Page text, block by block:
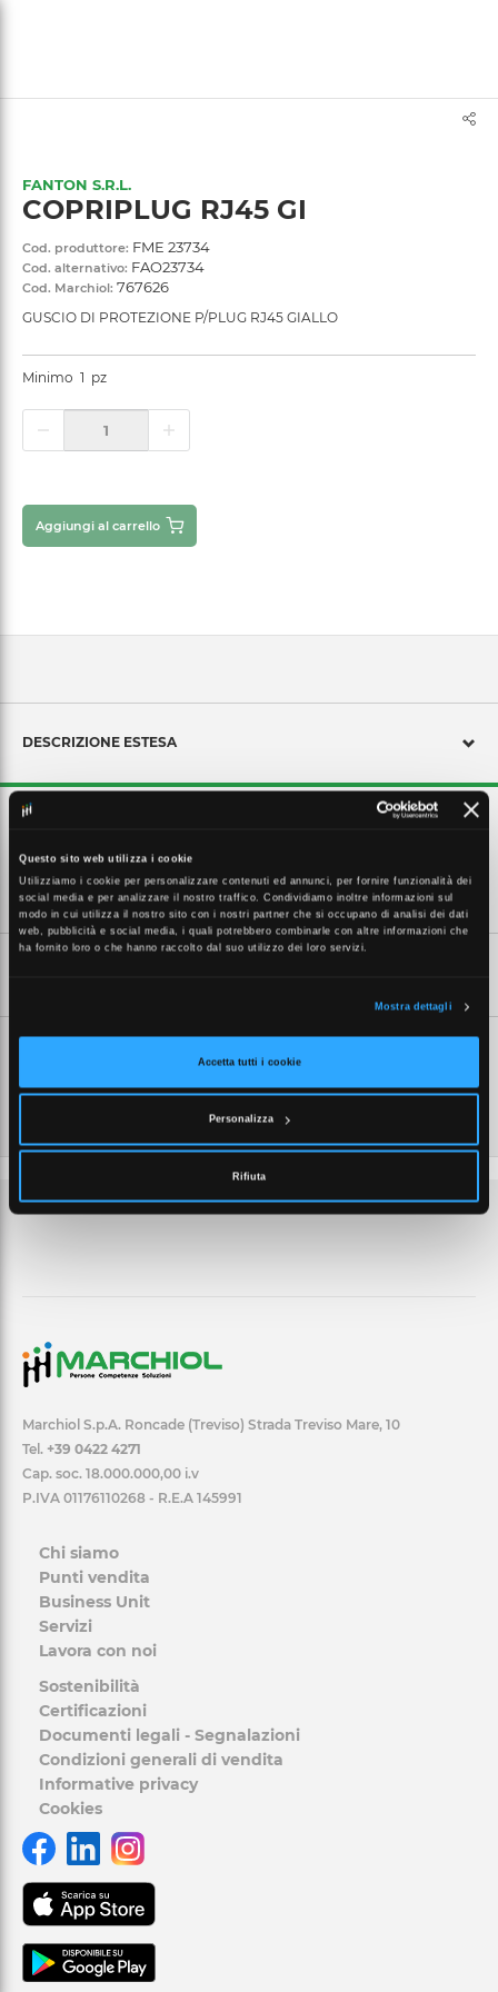
Questo sito web utilizza i cookie
Utilizziamo i cookie per personalizzare contenuti ed annunci, per fornire funzionalità dei
social media e per analizzare il nostro traffico. Condividiamo inoltre informazioni sul
modo in cui utilizza il nostro sito con i nostri partner che si occupano di analisi dei dati
web, pubblicità e social media, i quali potrebbero combinarle con altre informazioni che
ha fornito loro o che hanno raccolto dal suo utilizzo dei loro servizi.
Mostra dettagli
Accetta tutti i cookie
Personalizza
Rifiuta
FANTON S.R.L.
COPRIPLUG RJ45 GI
Cod. produttore: FME 23734
Cod. alternativo: FAO23734
Cod. Marchiol: 767626
GUSCIO DI PROTEZIONE P/PLUG RJ45 GIALLO
Minimo 1 pz
Aggiungi al carrello
DESCRIZIONE ESTESA
Copriplug colorato per RJ45, colore giallo
CARATTERISTICHE TECNICHE
Marchiol S.p.A. Roncade (Treviso) Strada Treviso Mare, 10
Tel. +39 0422 4271
Cap. soc. 18.000.000,00 i.v
P.IVA 01176110268 - R.E.A 145991
Chi siamo
Punti vendita
Business Unit
Servizi
Lavora con noi
Sostenibilità
Certificazioni
Documenti legali - Segnalazioni
Condizioni generali di vendita
Informative privacy
Cookies